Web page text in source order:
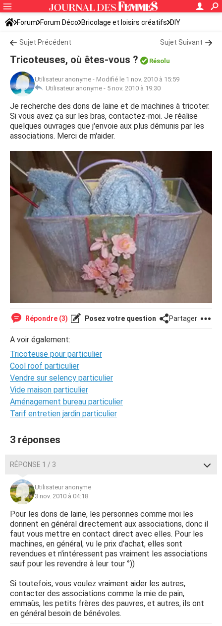
Forum Forum Déco Bricolage et loisirs créatifs DIY
Sujet Précédent Sujet Suivant
Tricoteuses, où êtes-vous ? Résolu
Utilisateur anonyme - Modifié le 1 nov. 2010 à 15:59
Utilisateur anonyme - 5 nov. 2010 à 19:30
Je recherche des dons de laine et de machines à tricoter.
Si vous avez ça sur les bras, contactez-moi. Je réalise
quelques ouvrages que j'envoie aux plus démunis par les
associations. Merci de m'aider.
Répondre (3) Posez votre question Partager
A voir également:
Tricoteuse pour particulier
Cool roof particulier
Vendre sur selency particulier
Vide maison particulier
Aménagement bureau particulier
Tarif entretien jardin particulier
3 réponses
RÉPONSE 1 / 3
Utilisateur anonyme
3 nov. 2010 à 04:18
Pour les dons de laine, les personnes comme moi les
donnent en général directement aux associations, donc il
faut vous mettre en contact direct avec elles. Pour les
machines, en général, vu le prix d'achat, elles sont
revendues et n'intéressent pas vraiment les associations
sauf pour les revendre à leur tour °))
Si toutefois, vous voulez vraiment aider les autres,
contacter des associations comme la mie de pain,
emmaüs, les petits frères des pauvres, et autres, ils ont
en général besoin de bénévoles.